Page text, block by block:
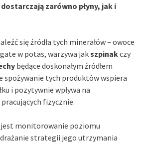
zarówno płyny, jak i
się źródła tych minerałów – owoce
w potas, warzywa jakszpinakczy
będące doskonałym źródłem
spożywanie tych produktów wspiera
i pozytywnie wpływa na
fizycznie.
monitorowanie poziomu
strategii jego utrzymania